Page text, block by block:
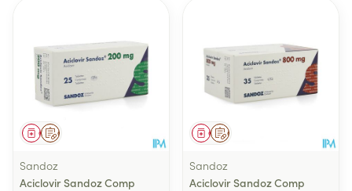
Op voorschrift
Geneesmiddel
Sandoz
Aciclovir Sandoz Comp
Op voorschrift
Geneesmiddel
Sandoz
Aciclovir Sandoz Comp